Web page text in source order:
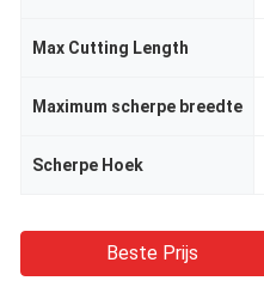
Max Cutting Length
Maximum scherpe breedte
Scherpe Hoek
Beste Prijs